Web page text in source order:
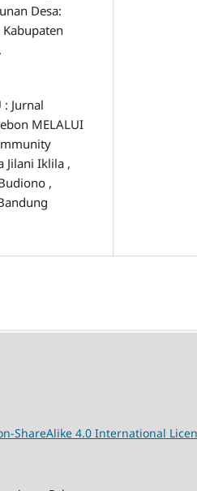
Desa:
Jurnal
MELALUI
Jilani Iklila ,
,
ShareAlike 4.0 International